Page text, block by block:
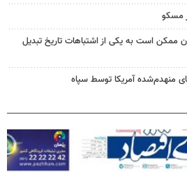
مسکو
ممکن است به یکی از اشتباهات تاریخ تبدیل
منهدم‌شده آمریکا توسط سپاه